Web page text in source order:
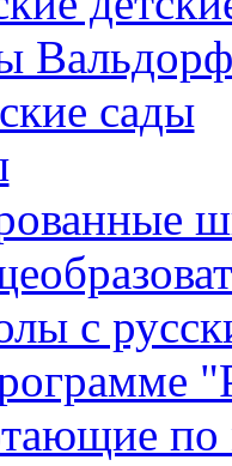
сады
с
по